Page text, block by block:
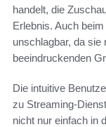
handelt, die
Erlebnis. Auch
unschlagbar, da sie
beeindruckenden
Die intuitive
zu Streaming-
nicht nur einfach in